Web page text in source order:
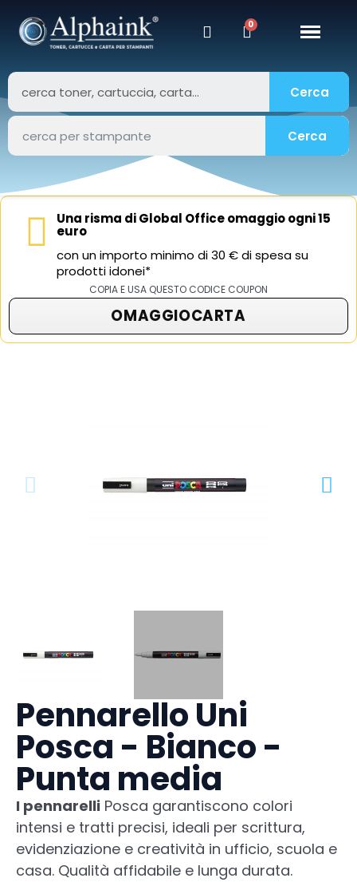
Cerca
Cerca
Una risma di Global Office omaggio ogni 15
euro
con un importo minimo di 30 € di spesa su
prodotti idonei*
COPIA E USA QUESTO CODICE COUPON
OMAGGIOCARTA
Pennarello Uni
Posca - Bianco -
Punta media
I pennarelli Posca garantiscono colori
intensi e tratti precisi, ideali per scrittura,
evidenziazione e creatività in ufficio, scuola e
casa. Qualità affidabile e lunga durata.